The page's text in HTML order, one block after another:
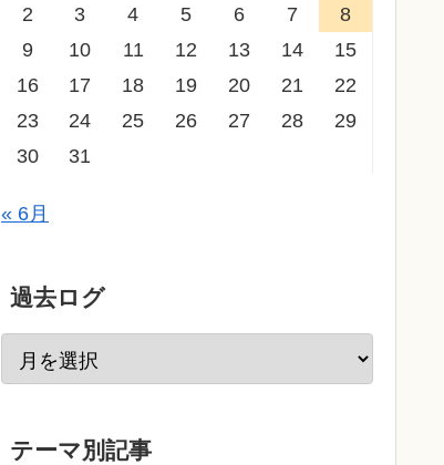
2
3 4 5 6 7
8
9
10 11 12 13 14
15
16
17 18 19 20 21
22
23
24 25 26 27 28
29
30
31
« 6月
過去ログ
テーマ別記事